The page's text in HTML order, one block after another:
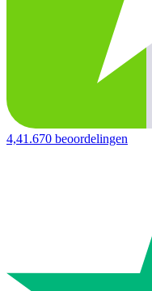
4,41.670 beoordelingen